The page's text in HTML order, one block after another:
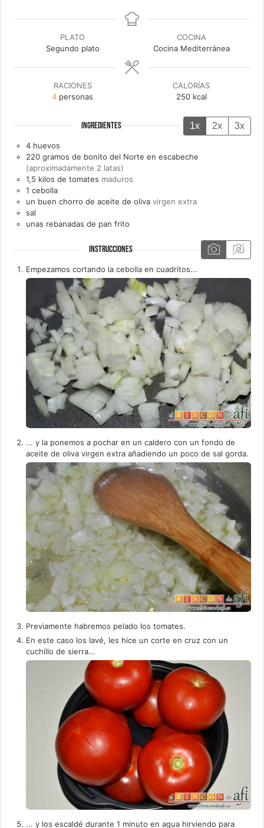
PLATO
Segundo plato
COCINA
Cocina Mediterránea
RACIONES
4 personas
CALORÍAS
250 kcal
INGREDIENTES 1x 2x 3x
4 huevos
220 gramos de bonito del Norte en escabeche
(aproximadamente 2 latas)
1,5 kilos de tomates maduros
1 cebolla
un buen chorro de aceite de oliva virgen extra
sal
unas rebanadas de pan frito
INSTRUCCIONES
Empezamos cortando la cebolla en cuadritos...
... y la ponemos a pochar en un caldero con un fondo de
aceite de oliva virgen extra añadiendo un poco de sal gorda.
Previamente habremos pelado los tomates.
En este caso los lavé, les hice un corte en cruz con un
cuchillo de sierra...
... y los escaldé durante 1 minuto en agua hirviendo para